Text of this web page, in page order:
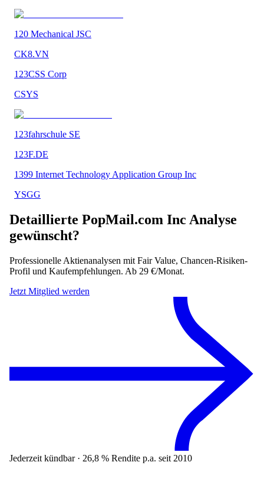
120 Mechanical JSC
CK8.VN
123CSS Corp
CSYS
123fahrschule SE
123F.DE
1399 Internet Technology Application Group Inc
YSGG
Detaillierte PopMail.com Inc Analyse
gewünscht?
Professionelle Aktienanalysen mit Fair Value, Chancen-Risiken-
Profil und Kaufempfehlungen. Ab 29 €/Monat.
Jetzt Mitglied werden
Jederzeit kündbar · 26,8 % Rendite p.a. seit 2010